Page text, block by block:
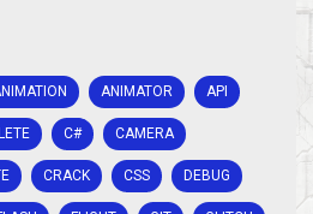
ANIMATOR API
C# CAMERA
CRACK CSS DEBUG